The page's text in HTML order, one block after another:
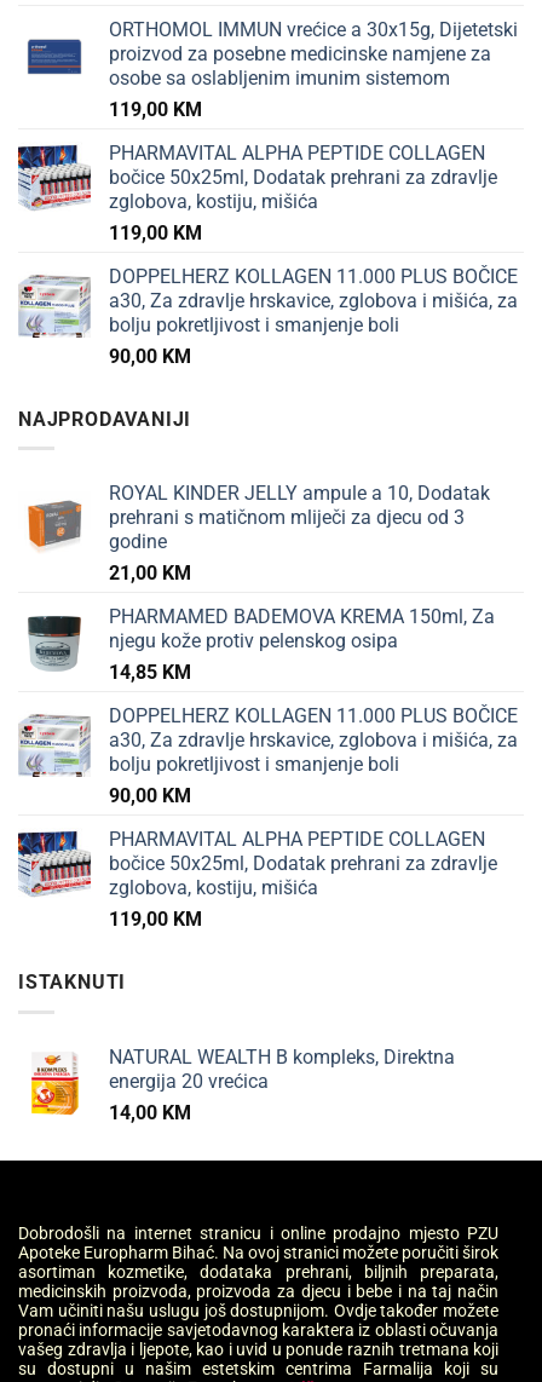
ORTHOMOL IMMUN vrećice a 30x15g, Dijetetski
proizvod za posebne medicinske namjene za
osobe sa oslabljenim imunim sistemom
119,00 KM
PHARMAVITAL ALPHA PEPTIDE COLLAGEN
bočice 50x25ml, Dodatak prehrani za zdravlje
zglobova, kostiju, mišića
119,00 KM
DOPPELHERZ KOLLAGEN 11.000 PLUS BOČICE
a30, Za zdravlje hrskavice, zglobova i mišića, za
bolju pokretljivost i smanjenje boli
90,00 KM
NAJPRODAVANIJI
ROYAL KINDER JELLY ampule a 10, Dodatak
prehrani s matičnom mliječi za djecu od 3
godine
21,00 KM
PHARMAMED BADEMOVA KREMA 150ml, Za
njegu kože protiv pelenskog osipa
14,85 KM
DOPPELHERZ KOLLAGEN 11.000 PLUS BOČICE
a30, Za zdravlje hrskavice, zglobova i mišića, za
bolju pokretljivost i smanjenje boli
90,00 KM
PHARMAVITAL ALPHA PEPTIDE COLLAGEN
bočice 50x25ml, Dodatak prehrani za zdravlje
zglobova, kostiju, mišića
119,00 KM
ISTAKNUTI
NATURAL WEALTH B kompleks, Direktna
energija 20 vrećica
14,00 KM
Dobrodošli na internet stranicu i online prodajno mjesto PZU
Apoteke Europharm Bihać. Na ovoj stranici možete poručiti širok
asortiman kozmetike, dodataka prehrani, biljnih preparata,
medicinskih proizvoda, proizvoda za djecu i bebe i na taj način
Vam učiniti našu uslugu još dostupnijom. Ovdje također možete
pronaći informacije savjetodavnog karaktera iz oblasti očuvanja
vašeg zdravlja i ljepote, kao i uvid u ponude raznih tretmana koji
su dostupni u našim estetskim centrima Farmalija koji su